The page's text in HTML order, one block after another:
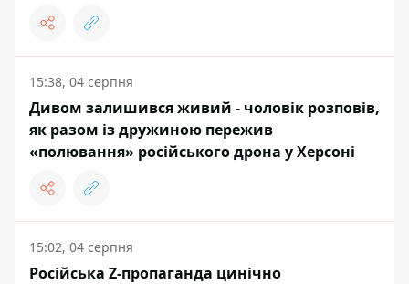
15:38, 04 серпня
Дивом залишився живий - чоловік розповів,
як разом із дружиною пережив
«полювання» російського дрона у Херсоні
15:02, 04 серпня
Російська Z-пропаганда цинічно